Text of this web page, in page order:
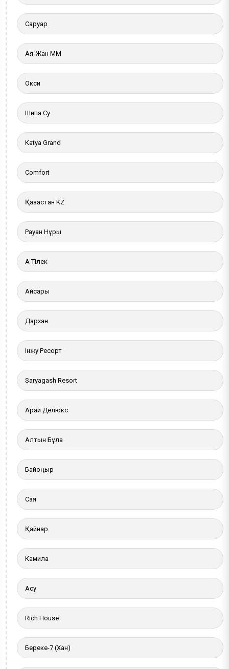
Саруар
Ая-Жан ММ
Окси
Шипа Су
Katya Grand
Comfort
Қазақстан KZ
Рауан Нұры
Ақ Тілек
Айсары
Дархан
Інжу Ресорт
Saryagash Resort
Арай Делюкс
Алтын Бұлақ
Байқоңыр
Сая
Қайнар
Камила
Ақсу
Rich House
Береке-7 (Хан)